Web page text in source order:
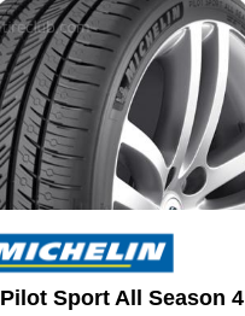
Pilot Sport All Season 4